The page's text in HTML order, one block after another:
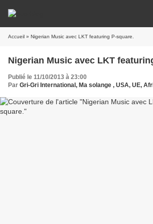
Accueil » Nigerian Music avec LKT featuring P-square.
Nigerian Music avec LKT
Publié le 11/10/2013 à 23:00
Par Gri-Gri International, Ma solange , USA, UE, Afrique,